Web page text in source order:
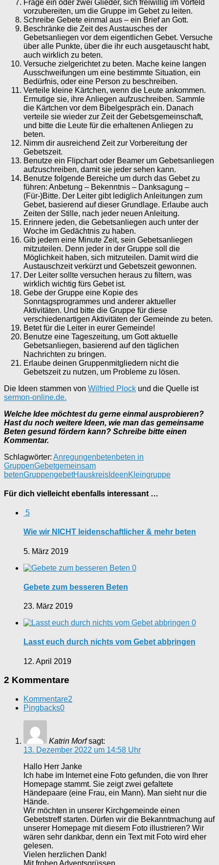
Frage ein oder zwei Glieder, sich freiwillig im Vorfeld
vorzubereiten, um die Gruppe im Gebet zu leiten.
Schreibe Gebete einmal aus – ein Brief an Gott.
Beschränke die Zeit des Austausches der
Gebetsanliegen vor dem eigentlichen Gebet. Versuche
über alle Punkte, über die ihr euch ausgetauscht habt,
auch wirklich zu beten.
Versuche zielgerichtet zu beten. Mache keine langen
Ausschweifungen um eine bestimmte Situation, ein
Bedürfnis, oder eine Person zu beschreiben.
Verteile kleine Kärtchen, wenn die Leute ankommen.
Ermutige sie, ihre Anliegen aufzuschreiben. Sammle
die Kärtchen vor dem Bibelgespräch ein. Danach
verteile sie wieder zur Zeit der Gebetsgemeinschaft,
und bitte die Leute für die erhaltenen Anliegen zu
beten.
Nimm dir ausreichend Zeit zur Vorbereitung der
Gebetszeit.
Benutze ein Flipchart oder Beamer um Gebetsanliegen
aufzuschreiben, damit sie jeder sehen kann.
Benutze folgende Bereiche um durch das Gebet zu
führen: Anbetung – Bekenntnis – Danksagung –
(Für-)Bitte. Der Leiter gibt lediglich Anleitungen zum
Gebet, basierend auf dieser Grundlage. Erlaube auch
Zeiten der Stille, nach jeder neuen Anleitung.
Erinnere jeden, die Gebetsanliegen auch unter der
Woche im Gedächtnis zu haben.
Gib jedem eine Minute Zeit, sein Gebetsanliegen
mitzuteilen. Denn jeder in der Gruppe soll die
Möglichkeit haben, sich mitzuteilen. Damit wird die
Austauschzeit verkürzt und Gebetszeit gewonnen.
Der Leiter sollte versuchen heraus zu filtern, was
wirklich wichtig fürs Gebet ist.
Gebe der Gruppe eine Kopie des
Sonntagsprogrammes und anderer aktueller
Aktivitäten. Und bitte die Gruppe für diese
verschiedenartigen Aktivitäten der Gemeinde zu beten.
Betet für die Leiter in eurer Gemeinde!
Benutze eine Tageszeitung, um Gott aktuelle
Gebetsanliegen, basierend auf den täglichen
Nachrichten zu bringen.
Erlaube deinen Gruppenmitgliedern nicht die
Gebetszeit zu nutzen, um Probleme zu lösen.
Die Ideen stammen von Wilfried Plock und die Quelle ist
sermon-online.de.
Welche Idee möchtest du gerne einmal ausprobieren?
Hast du noch weitere Ideen, wie man das gemeinsame
Beten gesund fördern kann? Schreibe bitte einen
Kommentar.
Schlagwörter: Anregungenbetenbeten in
GruppenGebetgemeinsam
betenGruppengebetHauskreis IdeenKleingruppe
Für dich vielleicht ebenfalls interessant …
5
Wie wir NICHT leidenschaftlicher & mehr beten
5. März 2019
0
Gebete zum besseren Beten
23. März 2019
0
Lasst euch durch nichts vom Gebet abbringen
12. April 2019
2 Kommentare
Kommentare2
Pingbacks0
Katrin Morf sagt:
13. Dezember 2022 um 14:58 Uhr
Hallo Herr Janke
Ich habe im Internet eine Foto gefunden, die von Ihrer
Homepage stammt. Sie zeigt zwei gefaltete
Händepaare (eine Frau, ein Mann). Man sieht nur die
Hände.
Wir möchten in unserer Kirchgemeinde einen
Gebetstreff starten. Dürfen wir die Bekanntmachung auf
unserer Homepage mit diesem Foto illustrieren? Wir
wären sehr dankbar, denn ein Text mit Foto wird eher
gelesen.
Vielen herzlichen Dank!